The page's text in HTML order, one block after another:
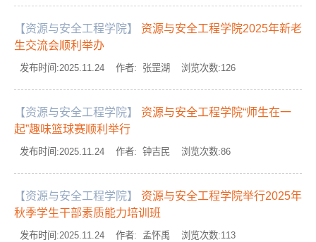
【资源与安全工程学院】
资源与安全工程学院2025年新老
生交流会顺利举办
发布时间:2025.11.24 作者: 张罡湖 浏览次数:126
【资源与安全工程学院】
资源与安全工程学院“师生在一
起”趣味篮球赛顺利举行
发布时间:2025.11.24 作者: 钟吉民 浏览次数:86
【资源与安全工程学院】
资源与安全工程学院举行2025年
秋季学生干部素质能力培训班
发布时间:2025.11.24 作者: 孟怀禹 浏览次数:113